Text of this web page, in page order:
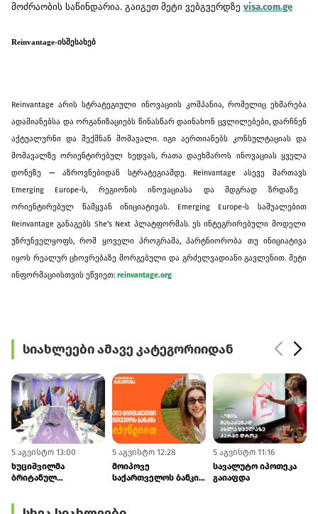
მოძრაობის საწინდარია. გაიგეთ მეტი ვებგვერდზე visa.com.ge
Reinvantage-ისშესახებ
Reinvantageარის სტრატეგიული ინოვაციის კომპანია, რომელიც ეხმარება
ადამიანებსა და ორგანიზაციებს წინასწარ დაინახონ ცვლილებები, დარჩნენ
აქტუალურნი და შექმნან მომავალი. იგი აერთიანებს კონსულტაციას და
მომავალზე ორიენტირებულ ხედვას,რათა დაეხმაროს ინოვაციას ყველა
დონეზე — აზროვნებიდან სტრატეგიამდე. Reinvantageასევე მართავს
Emerging Europe-ს, რეგიონის ინოვაციასა და მდგრად ზრდაზე
ორიენტირებულ წამყვან ინიციატივას. Emerging Europe-ს საშუალებით
Reinvantageგანაგებს She’s Next პლატფორმას. ეს ინტეგრირებული მოდელი
უზრუნველყოფს,რომ ყოველი პროგრამა,პარტნიორობა თუ ინიციატივა
იყოს რეალურ ცხოვრებაზე მორგებული და გრძელვადიანი გავლენით.მეტი
ინფორმაციისთვის ეწვიეთ: reinvantage.org
სიახლეები ამავე კატეგორიიდან
5 აგვისტო 13:00
ხუციშვილმა
ბრიტანულ
5 აგვისტო 12:28
მოიპოვე
საქართველოს ბანკის
5 აგვისტო 11:16
სავალუტო იპოთეკა
გაიაფდა